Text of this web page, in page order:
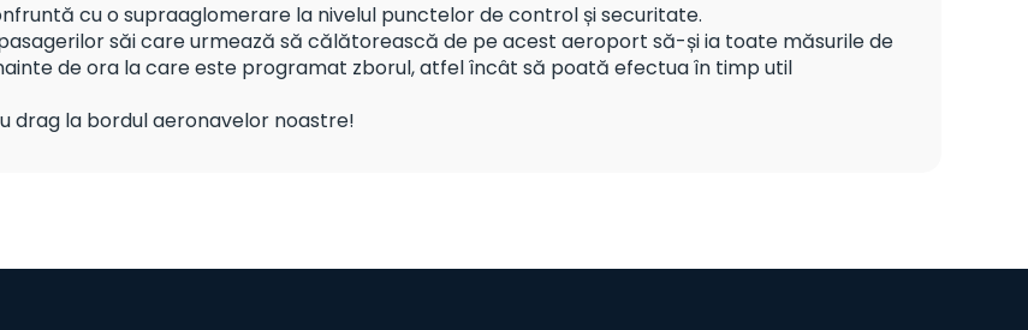
cu o supraaglomerare la nivelul punctelor de control și securitate.
săi care urmează să călătorească de pe acest aeroport să-și ia toate măsurile de
de ora la care este programat zborul, atfel încât să poată efectua în timp util
drag la bordul aeronavelor noastre!